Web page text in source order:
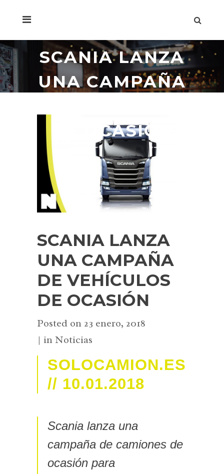
SCANIA LANZA
UNA CAMPAÑA
DE OCASIÓN
SCANIA LANZA
UNA CAMPAÑA
DE VEHÍCULOS
DE OCASIÓN
Posted on 23 enero, 2018
in Noticias
SOLOCAMION.ES
// 10.01.2018
Scania lanza una
campaña de camiones de
ocasión para